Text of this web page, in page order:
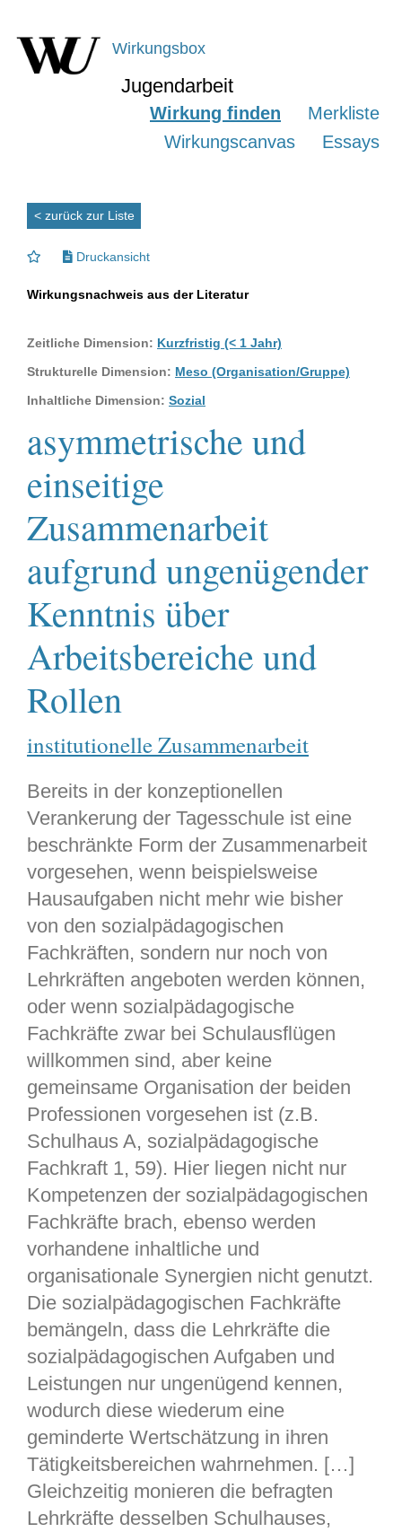
Wirkungsbox
Jugendarbeit
Wirkung finden
Merkliste
Wirkungscanvas
Essays
< zurück zur Liste
Druckansicht
Wirkungsnachweis aus der Literatur
Zeitliche Dimension: Kurzfristig (< 1 Jahr)
Strukturelle Dimension: Meso (Organisation/Gruppe)
Inhaltliche Dimension: Sozial
asymmetrische und
einseitige
Zusammenarbeit
aufgrund ungenügender
Kenntnis über
Arbeitsbereiche und
Rollen
institutionelle Zusammenarbeit
Bereits in der konzeptionellen
Verankerung der Tagesschule ist eine
beschränkte Form der Zusammenarbeit
vorgesehen, wenn beispielsweise
Hausaufgaben nicht mehr wie bisher
von den sozialpädagogischen
Fachkräften, sondern nur noch von
Lehrkräften angeboten werden können,
oder wenn sozialpädagogische
Fachkräfte zwar bei Schulausflügen
willkommen sind, aber keine
gemeinsame Organisation der beiden
Professionen vorgesehen ist (z.B.
Schulhaus A, sozialpädagogische
Fachkraft 1, 59). Hier liegen nicht nur
Kompetenzen der sozialpädagogischen
Fachkräfte brach, ebenso werden
vorhandene inhaltliche und
organisationale Synergien nicht genutzt.
Die sozialpädagogischen Fachkräfte
bemängeln, dass die Lehrkräfte die
sozialpädagogischen Aufgaben und
Leistungen nur ungenügend kennen,
wodurch diese wiederum eine
geminderte Wertschätzung in ihren
Tätigkeitsbereichen wahrnehmen. […]
Gleichzeitig monieren die befragten
Lehrkräfte desselben Schulhauses,